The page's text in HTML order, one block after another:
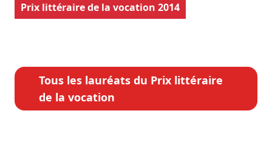
Prix littéraire de la vocation 2014
Tous les lauréats du Prix littéraire
de la vocation